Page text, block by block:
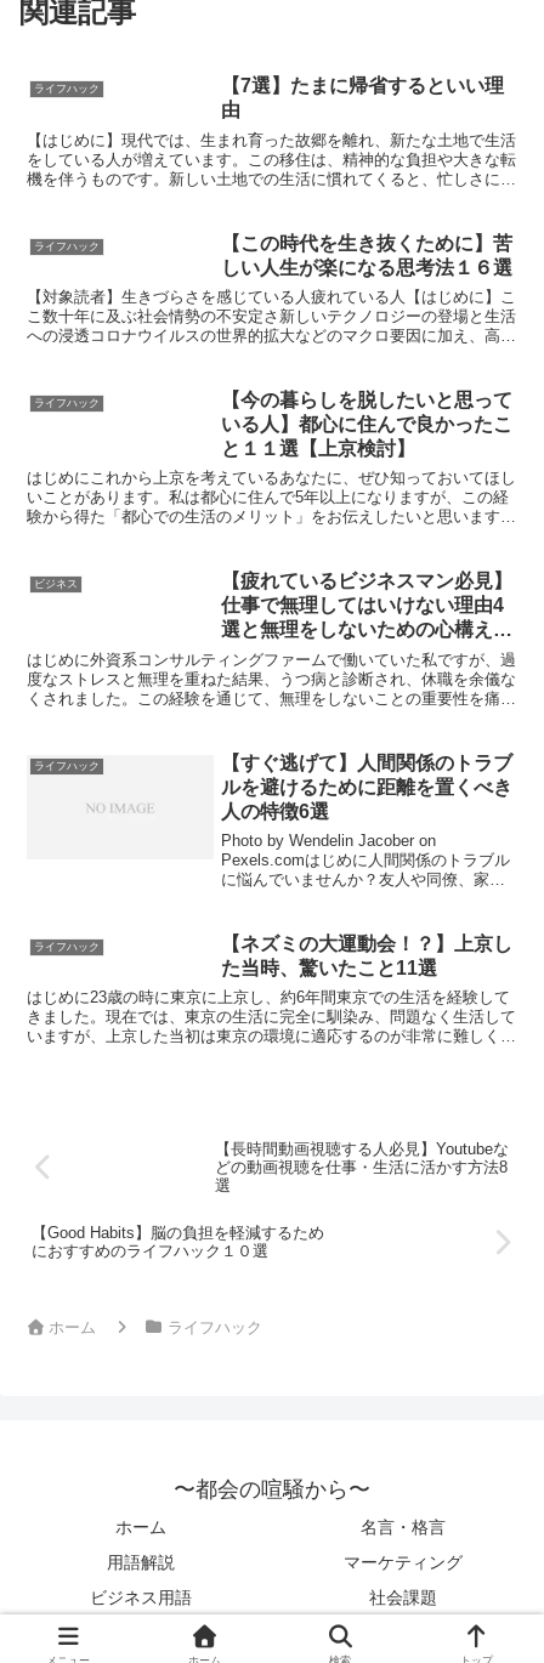
関連記事
ライフハック
【7選】たまに帰省するといい理
由
【はじめに】現代では、生まれ育った故郷を離れ、新たな土地で生活
をしている人が増えています。この移住は、精神的な負担や大きな転
機を伴うものです。新しい土地での生活に慣れてくると、忙しさに追
ライフハック
【この時代を生き抜くために】苦
しい人生が楽になる思考法１６選
【対象読者】生きづらさを感じている人疲れている人【はじめに】こ
こ数十年に及ぶ社会情勢の不安定さ新しいテクノロジーの登場と生活
への浸透コロナウイルスの世界的拡大などのマクロ要因に加え、高ま
ライフハック
【今の暮らしを脱したいと思って
いる人】都心に住んで良かったこ
と１１選【上京検討】
はじめにこれから上京を考えているあなたに、ぜひ知っておいてほし
いことがあります。私は都心に住んで5年以上になりますが、この経
験から得た「都心での生活のメリット」をお伝えしたいと思います。
ビジネス
【疲れているビジネスマン必見】
仕事で無理してはいけない理由4
選と無理をしないための心構え4
選
はじめに外資系コンサルティングファームで働いていた私ですが、過
度なストレスと無理を重ねた結果、うつ病と診断され、休職を余儀な
くされました。この経験を通じて、無理をしないことの重要性を痛感
ライフハック
【すぐ逃げて】人間関係のトラブ
ルを避けるために距離を置くべき
人の特徴6選
Photo by Wendelin Jacober on
Pexels.comはじめに人間関係のトラブル
に悩んでいませんか？友人や同僚、家族
を避けるためには、どんな人と...
ライフハック
【ネズミの大運動会！？】上京し
た当時、驚いたこと11選
はじめに23歳の時に東京に上京し、約6年間東京での生活を経験して
きました。現在では、東京の生活に完全に馴染み、問題なく生活して
いますが、上京した当初は東京の環境に適応するのが非常に難しく、
【長時間動画視聴する人必見】Youtubeな
どの動画視聴を仕事・生活に活かす方法8
選
【Good Habits】脳の負担を軽減するため
におすすめのライフハック１０選
ホーム ライフハック
〜都会の喧騒から〜
ホーム
名言・格言
用語解説
マーケティング
ビジネス用語
社会課題
© 2022 〜都会の喧騒から〜.
メニュー ホーム 検索 トップ